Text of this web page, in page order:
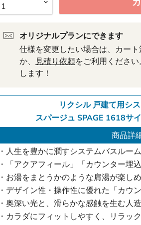
オリジナルプランにできます
仕様を変更したい場合は、カー
か、 見積り依頼をご利用くださ
します！
リクシル 戸建て用シ
スパージュ SPAGE 1618サ
商品詳
・人生を豊かに潤すシステムバスルー
・「アクアフィール」「カウンター埋
・お湯をまとうかのような肩湯が楽し
・デザイン性・操作性に優れた「カウ
・奥深い光と、滑らかな感触を生む人
・カラダにフィットしやすく、リラッ